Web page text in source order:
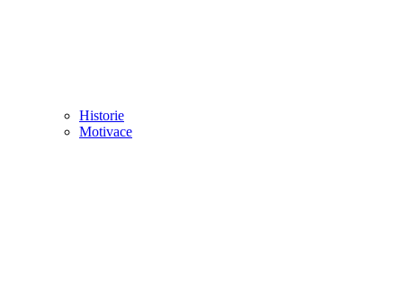
Historie
Motivace